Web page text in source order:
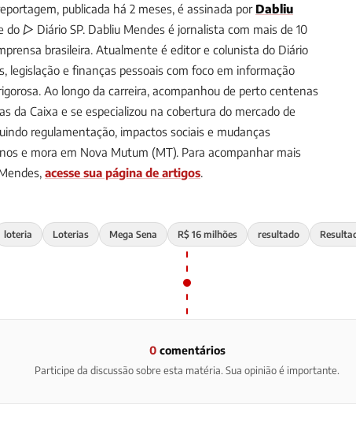
publicada há 2 meses, é assinada por Dabliu
do ▷ Diário SP. Dabliu Mendes é jornalista com mais de 10
brasileira. Atualmente é editor e colunista do Diário
legislação e finanças pessoais com foco em informação
Ao longo da carreira, acompanhou de perto centenas
da Caixa e se especializou na cobertura do mercado de
regulamentação, impactos sociais e mudanças
e mora em Nova Mutum (MT). Para acompanhar mais
acesse sua página de artigos.
loteria Loterias Mega Sena R$ 16 milhões resultado
0comentários
Participe da discussão sobre esta matéria. Sua opinião é importante.